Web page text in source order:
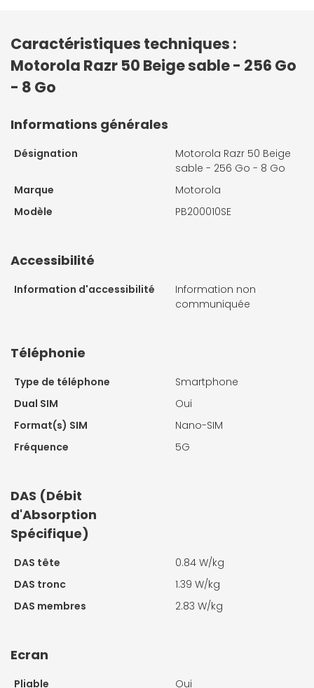
Caractéristiques techniques :
Motorola Razr 50 Beige sable - 256 Go
- 8 Go
Informations générales
Désignation
Motorola Razr 50 Beige
sable - 256 Go - 8 Go
Marque
Motorola
Modèle
PB200010SE
Accessibilité
Information d'accessibilité
Information non
communiquée
Téléphonie
Type de téléphone
Smartphone
Dual SIM
Oui
Format(s) SIM
Nano-SIM
Fréquence
5G
DAS (Débit
d'Absorption
Spécifique)
DAS tête
0.84 W/kg
DAS tronc
1.39 W/kg
DAS membres
2.83 W/kg
Ecran
Pliable Oui